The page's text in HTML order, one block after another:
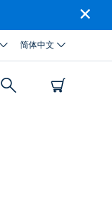
简体中文